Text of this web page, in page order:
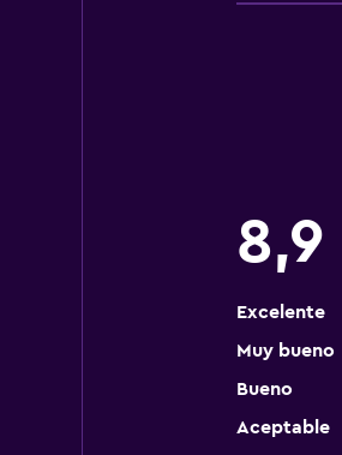
8,9
Excelente
Muy bueno
Bueno
Aceptable